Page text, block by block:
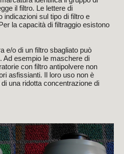
il filtro. Le lettere di
indicazioni sul tipo di filtro e
la capacità di filtraggio esistono
e/o di un filtro sbagliato può
Ad esempio le maschere di
con filtro antipolvere non
asfissianti. Il loro uso non è
una ridotta concentrazione di